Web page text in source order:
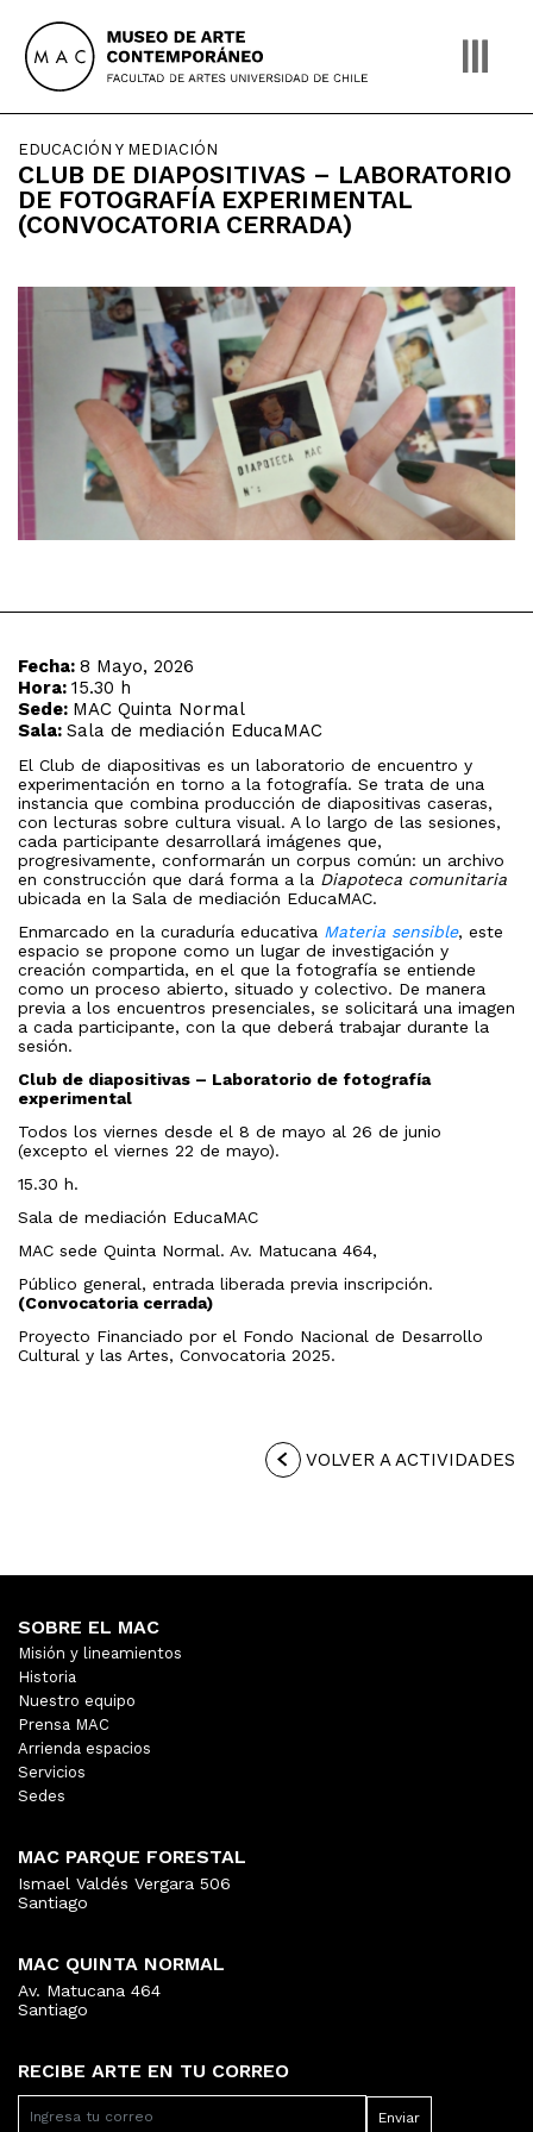
content
EDUCACIÓN Y MEDIACIÓN
CLUB DE DIAPOSITIVAS – LABORATORIO
DE FOTOGRAFÍA EXPERIMENTAL
(CONVOCATORIA CERRADA)
Fecha: 8 Mayo, 2026
Hora: 15.30 h
Sede: MAC Quinta Normal
Sala: Sala de mediación EducaMAC
El Club de diapositivas es un laboratorio de encuentro y
experimentación en torno a la fotografía. Se trata de una
instancia que combina producción de diapositivas caseras,
con lecturas sobre cultura visual. A lo largo de las sesiones,
cada participante desarrollará imágenes que,
progresivamente, conformarán un corpus común: un archivo
en construcción que dará forma a la Diapoteca comunitaria
ubicada en la Sala de mediación EducaMAC.
Enmarcado en la curaduría educativa Materia sensible, este
espacio se propone como un lugar de investigación y
creación compartida, en el que la fotografía se entiende
como un proceso abierto, situado y colectivo. De manera
previa a los encuentros presenciales, se solicitará una imagen
a cada participante, con la que deberá trabajar durante la
sesión.
Club de diapositivas – Laboratorio de fotografía
experimental
Todos los viernes desde el 8 de mayo al 26 de junio
(excepto el viernes 22 de mayo).
15.30 h.
Sala de mediación EducaMAC
MAC sede Quinta Normal. Av. Matucana 464,
Público general, entrada liberada previa inscripción.
(Convocatoria cerrada)
Proyecto Financiado por el Fondo Nacional de Desarrollo
Cultural y las Artes, Convocatoria 2025.
VOLVER A ACTIVIDADES
RECIBE ARTE EN TU CORREO
SOBRE EL MAC
Misión y lineamientos
Historia
Nuestro equipo
Prensa MAC
Arrienda espacios
Servicios
Sedes
MAC PARQUE FORESTAL
Ismael Valdés Vergara 506
Santiago
MAC QUINTA NORMAL
Av. Matucana 464
Santiago